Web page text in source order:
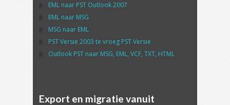
EML naar PST Outlook2007
EML naar MSG
MSG naar EML
PSTVersie 2003 te vroeg PSTVersie
Outlook PST naar MSG, EML, VCF, TXT, HTML
Export en migratie vanuit